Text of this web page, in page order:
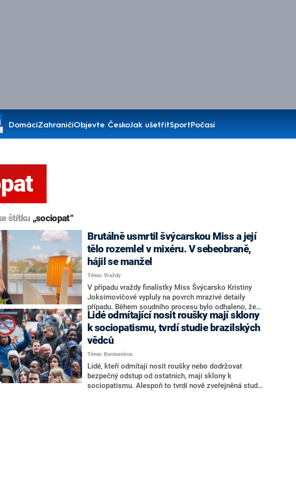
DomácíZahraničíObjevte ČeskoJak ušetřitSportPočasí
Pořady
štítku „sociopat“
Brutálně usmrtil švýcarskou Miss a její
tělo rozemlel v mixéru. V sebeobraně,
hájil se manžel
Téma: Vraždy
V případu vraždy finalistky Miss Švýcarsko Kristiny
Joksimovičové vypluly na povrch mrazivé detaily
případu. Během soudního procesu bylo odhaleno, že
její manžel Thomas ženu nejdříve uškrtil, poté její tělo
rozřezal, některé části rozemlel v mixéru a rozpustil v
chemikáliích, informoval švýcarský portál BZ Basel.
Lidé odmítající nosit roušky mají sklony
k sociopatismu, tvrdí studie brazilských
vědců
Téma: Koronavirus
Lidé, kteří odmítají nosit roušky nebo dodržovat
bezpečný odstup od ostatních, mají sklony k
sociopatismu. Alespoň to tvrdí nově zveřejněná studie